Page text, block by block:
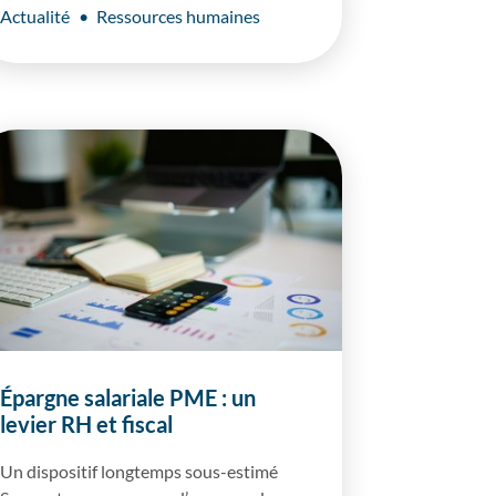
Actualité Ressources humaines
Épargne salariale PME : un
levier RH et fiscal
Un dispositif longtemps sous-estimé